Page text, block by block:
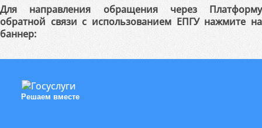
Для направления обращения через Платформу
обратной связи с использованием ЕПГУ нажмите на
баннер:
Решаем вместе